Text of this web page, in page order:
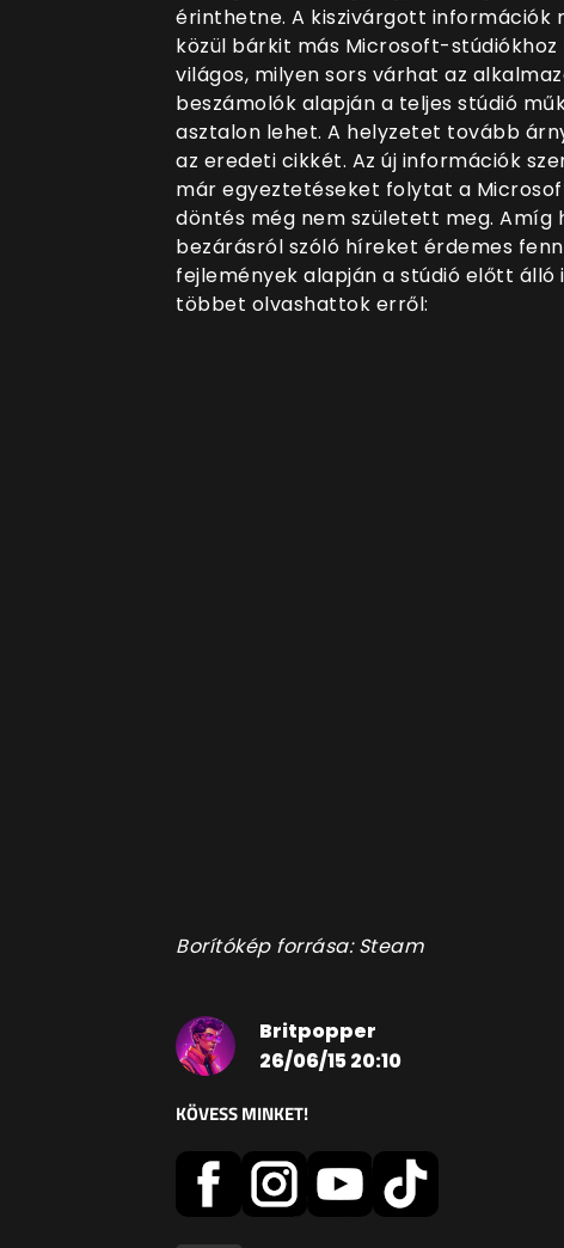
érinthetne. A kiszivárgott információk
közül bárkit más Microsoft-
világos, milyen sors várhat az
beszámolók alapján a teljes stúdió
asztalon lehet. A helyzetet tovább
az eredeti cikkét. Az új információk
már egyeztetéseket folytat a
döntés még nem született meg. Amíg
bezárásról szóló híreket érdemes
fejlemények alapján a stúdió előtt
többet olvashattok erről:
Borítókép forrása: Steam
Britpopper
26/06/15 20:10
KÖVESS MINKET!